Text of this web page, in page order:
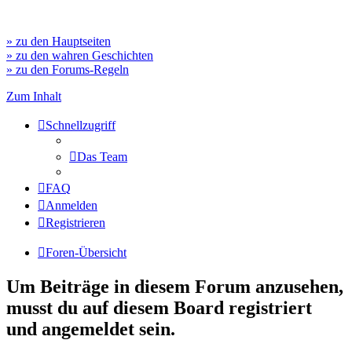
» zu den Hauptseiten
» zu den wahren Geschichten
» zu den Forums-Regeln
Zum Inhalt
Schnellzugriff
Das Team
FAQ
Anmelden
Registrieren
Foren-Übersicht
Um Beiträge in diesem Forum anzusehen,
musst du auf diesem Board registriert
und angemeldet sein.